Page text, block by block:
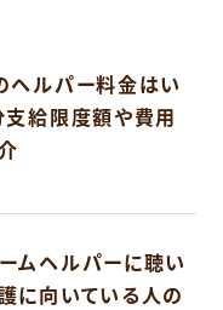
ヘルパー料金はい
支給限度額や費用
ムヘルパーに聴い
に向いている人の